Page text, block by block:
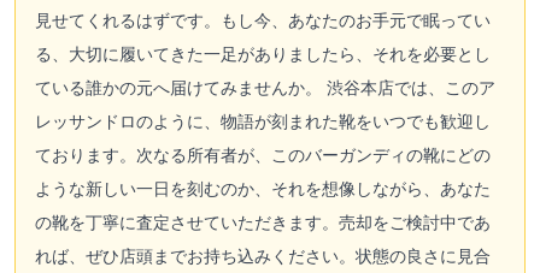
見せてくれるはずです。もし今、あなたのお手元で眠ってい
る、大切に履いてきた一足がありましたら、それを必要とし
ている誰かの元へ届けてみませんか。 渋谷本店では、このア
レッサンドロのように、物語が刻まれた靴をいつでも歓迎し
ております。次なる所有者が、このバーガンディの靴にどの
ような新しい一日を刻むのか、それを想像しながら、あなた
の靴を丁寧に査定させていただきます。売却をご検討中であ
れば、ぜひ店頭までお持ち込みください。状態の良さに見合